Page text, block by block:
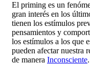
El priming es un
gran interés en los
tienen los estímulos
pensamientos y
los estímulos a los que
pueden afectar nuestra
de manera Inconsciente.